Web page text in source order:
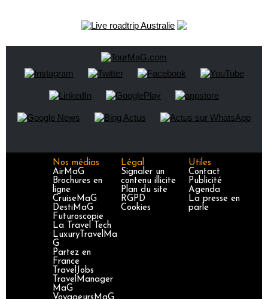
Nos médias
AirMaG
Brochures en
ligne
CruiseMaG
DestiMaG
Futuroscopie
La Travel Tech
LuxuryTravelMa
G
Partez en
France
TravelJobs
TravelManager
MaG
Légal
Signaler un
contenu illicite
Plan du site
RGPD
Cookies
Utiles
Contact
Publicité
Agenda
La presse en
parle